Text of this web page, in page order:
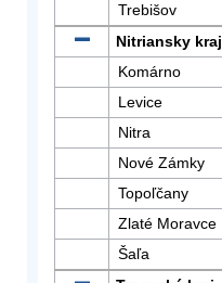
Trebišov
Nitriansky kraj
Komárno
Levice
Nitra
Nové Zámky
Topoľčany
Zlaté Moravce
Šaľa